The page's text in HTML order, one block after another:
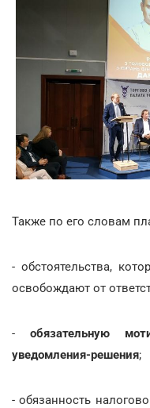
Также по его словам
- обстоятельства,
освобождают от
- обязательную
уведомления-решения;
- обязанность